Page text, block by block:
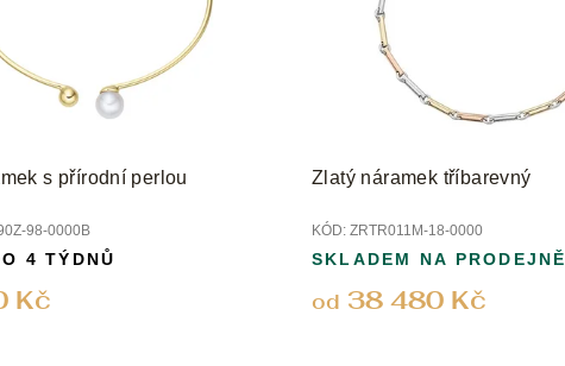
s přírodní perlou
98-0000B
Kč
4 TÝDNŮ
Zlatý náramek tříbarevný
KÓD: ZRTR011M-18-0000
od 38 480 Kč
SKLADEM NA PRODEJNĚ